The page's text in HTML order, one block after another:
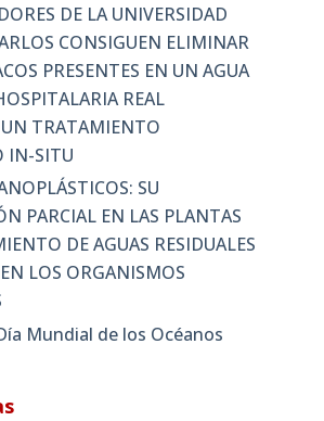
DE LA UNIVERSIDAD
CONSIGUEN ELIMINAR
PRESENTES EN UN AGUA
REAL
TRATAMIENTO
IN-SITU
SU
PARCIAL EN LAS PLANTAS
DE AGUAS RESIDUALES
LOS ORGANISMOS
Mundial de los Océanos